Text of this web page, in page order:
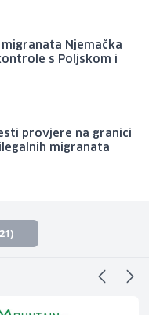
Njemačka
s Poljskom i
provjere na granici
migranata